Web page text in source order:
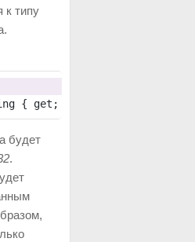
к типу
{ get; set; }
будет
.